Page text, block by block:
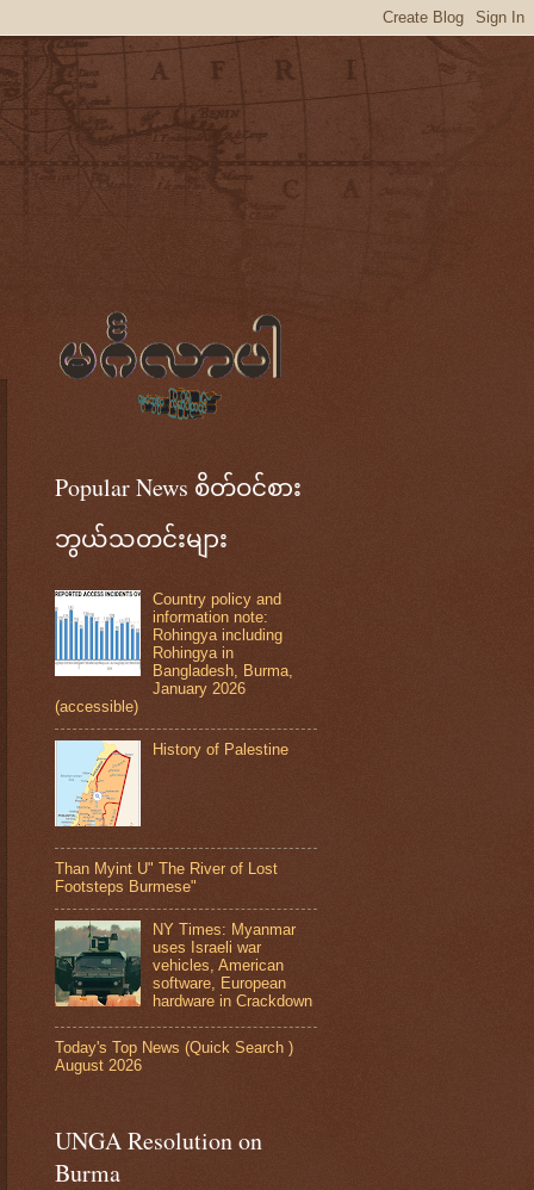
Popular News စိတ်ဝင်စား
ဘွယ်သတင်းများ
Country policy and
information note:
Rohingya including
Rohingya in
Bangladesh, Burma,
January 2026
(accessible)
History of Palestine
Than Myint U" The River of Lost
Footsteps Burmese"
NY Times: Myanmar
uses Israeli war
vehicles, American
software, European
hardware in Crackdown
Today's Top News (Quick Search )
August 2026
UNGA Resolution on
Burma